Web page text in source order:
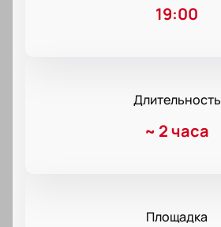
19:00
Длительность
~ 2 часа
Площадка